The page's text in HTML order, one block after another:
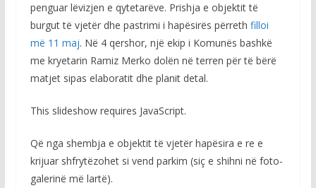
penguar lëvizjen e qytetarëve. Prishja e objektit të
burgut të vjetër dhe pastrimi i hapësirës përreth filloi
më 11 maj. Në 4 qershor, një ekip i Komunës bashkë
me kryetarin Ramiz Merko dolën në terren për të bërë
matjet sipas elaboratit dhe planit detal.
This slideshow requires JavaScript.
Që nga shembja e objektit të vjetër hapësira e re e
krijuar shfrytëzohet si vend parkim (siç e shihni në foto-
galerinë më lartë).